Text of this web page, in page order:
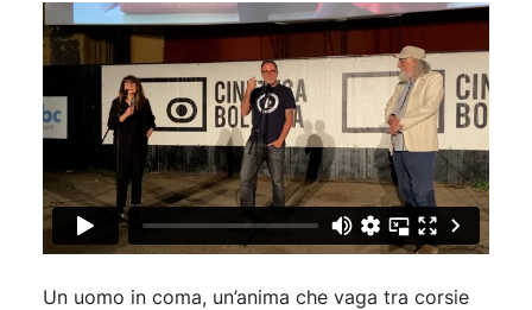
Un uomo in coma, un’anima che vaga tra corsie